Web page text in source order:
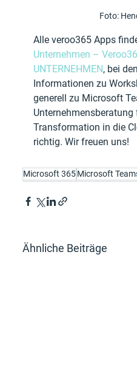
Foto:
Alle veroo365 Apps
Unternehmen –
UNTERNEHMEN, bei
Informationen zu
generell zu Microsoft
Unternehmensberatung
Transformation in die
richtig. Wir freuen uns!
Microsoft 365Microsoft
Ähnliche Beiträge